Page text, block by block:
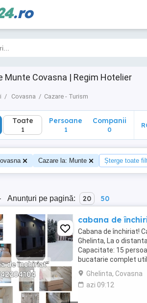
.ro
Munte Covasna | Regim Hotelier
Covasna Cazare - Turism
Toate
1
Toate
1
Persoane
1
Companii
0
Cazare la: Munte Șterge toate
Anunțuri pe pagină: 20 50
cabana de
Cabana de închiriat!
Ghelinta, La o
Capacitate: 15
bucatarie complet
grătar - ceaun - ciubăr
Ghelinta, Covasna
azi 09:12